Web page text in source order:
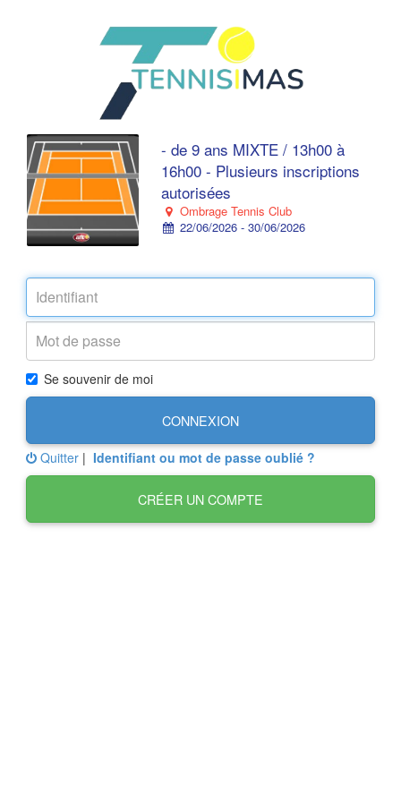
- de 9 ans MIXTE / 13h00 à
16h00 - Plusieurs inscriptions
autorisées
Ombrage Tennis Club
22/06/2026 - 30/06/2026
Se souvenir de moi
CONNEXION
Quitter | Identifiant ou mot de passe oublié ?
CRÉER UN COMPTE